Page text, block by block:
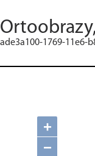
ade3a100-1769-11e6-
+
−